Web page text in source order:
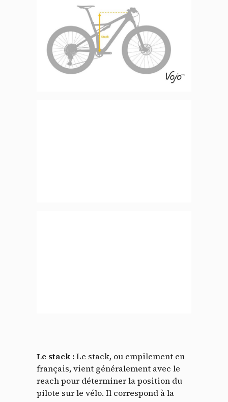
Le stack :Le stack, ou empilement en
français, vient généralement avec le
reach pour déterminer la position du
pilote sur le vélo. Il correspond à la